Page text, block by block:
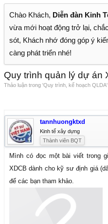
Chào Khách, Diễn đàn Kinh
vừa mới hoạt động trở lại,
sót, Khách nhớ đóng góp ý
càng phát triển nhé!
Quy trình quản lý dự án
Thảo luận trong 'Quy trình, kế hoạch QLDA
tannhuongktxd
Kinh tế xây dựng
Thành viên BQT
Mình có đọc một bài viết trong
XDCB dành cho kỹ sư định giá
để các bạn tham khảo.